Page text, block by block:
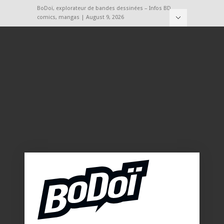
BoDoï, explorateur de bandes dessinées – Infos BD,
comics, mangas | August 9, 2026